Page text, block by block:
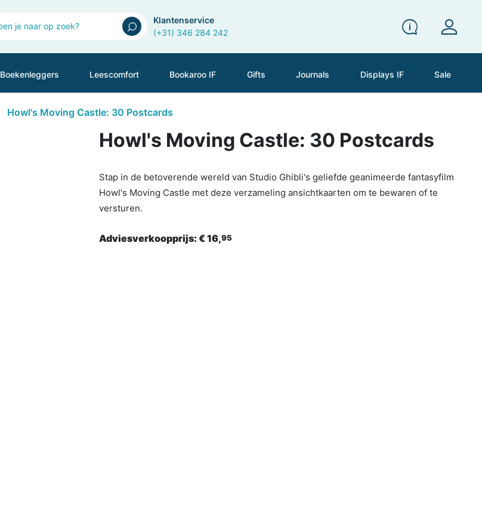
Klantenservice
(+31) 346 284 242
Boekenleggers Leescomfort Bookaroo IF Gifts Journals Displays IF Sale
Howl's Moving Castle: 30 Postcards
Howl's Moving Castle: 30 Postcards
Stap in de betoverende wereld van Studio Ghibli's geliefde geanimeerde fantasyfilm
Howl's Moving Castle met deze verzameling ansichtkaarten om te bewaren of te
versturen.
Adviesverkoopprijs: € 16,95